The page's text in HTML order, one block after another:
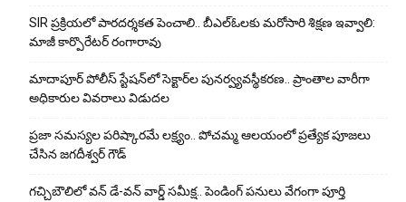
SIR ప్రక్రియలో పారదర్శకత పెంచాలి.. బీఎల్ఓలకు మరోసారి శిక్షణ ఇవ్వాలి:
మాజీ కార్పొరేటర్ రంగారావు
మాదాపూర్ పోలీస్‌ స్టేషన్‌లో సెక్టార్‌ల పునర్వ్యవస్థీకరణ.. ప్రాంతాల వారీగా
అధికారుల వివరాలు విడుదల
ప్రజా సమస్యల పరిష్కారమే లక్ష్యం.. పోచమ్మ ఆలయంలో ప్రత్యేక పూజలు
చేసిన జగదీశ్వర్ గౌడ్
గచ్చిబౌలిలో వన్ డే-వన్ వార్డ్ సమీక్ష.. పెండింగ్ పనులు వేగంగా పూర్తి